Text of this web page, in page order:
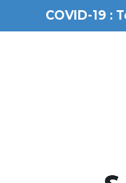
COVID-19 :